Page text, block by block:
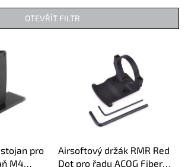
OTEVŘÍT FILTR
pro
M4
Airsoftový držák RMR Red
Dot pro řadu ACOG Fiber